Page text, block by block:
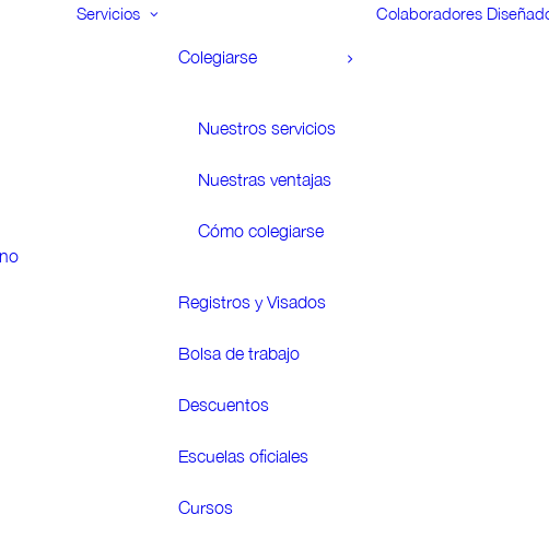
Servicios
Colegiarse
Nuestros servicios
Nuestras ventajas
Cómo colegiarse
Registros y Visados
Bolsa de trabajo
Descuentos
Escuelas oficiales
Cursos
Colaboradores